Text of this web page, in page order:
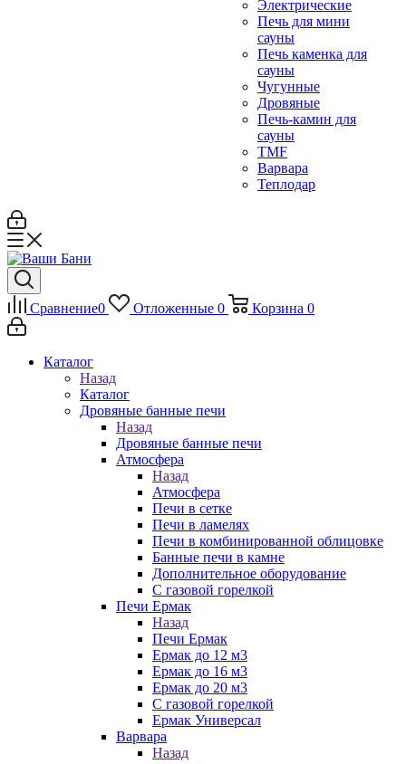
Электрические
Печь для мини
сауны
Печь каменка для
сауны
Чугунные
Дровяные
Печь-камин для
сауны
TMF
Варвара
Теплодар
Сравнение0 Отложенные 0 Корзина 0
Каталог
Назад
Каталог
Дровяные банные печи
Назад
Дровяные банные печи
Атмосфера
Назад
Атмосфера
Печи в сетке
Печи в ламелях
Печи в комбинированной облицовке
Банные печи в камне
Дополнительное оборудование
С газовой горелкой
Печи Ермак
Назад
Печи Ермак
Ермак до 12 м3
Ермак до 16 м3
Ермак до 20 м3
С газовой горелкой
Ермак Универсал
Варвара
Назад